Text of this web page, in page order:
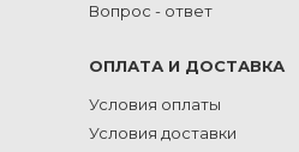
Вопрос - ответ
ОПЛАТА И ДОСТАВКА
Условия оплаты
Условия доставки